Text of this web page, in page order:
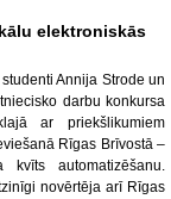
elektroniskās
Annija Strode un
darbu konkursa
ar priekšlikumiem
Rīgas Brīvostā –
automatizēšanu.
novērtēja arī Rīgas